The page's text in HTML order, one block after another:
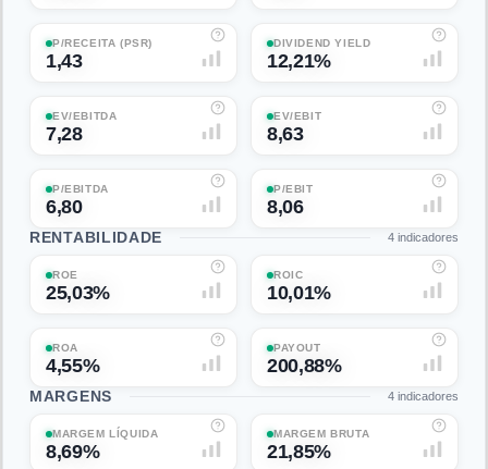
P/RECEITA (PSR)
1,43
DIVIDEND YIELD
12,21%
EV/EBITDA
7,28
EV/EBIT
8,63
P/EBITDA
6,80
P/EBIT
8,06
RENTABILIDADE 4 indicadores
ROE
25,03%
ROIC
10,01%
ROA
4,55%
PAYOUT
200,88%
MARGENS 4 indicadores
MARGEM LÍQUIDA
8,69%
MARGEM BRUTA
21,85%